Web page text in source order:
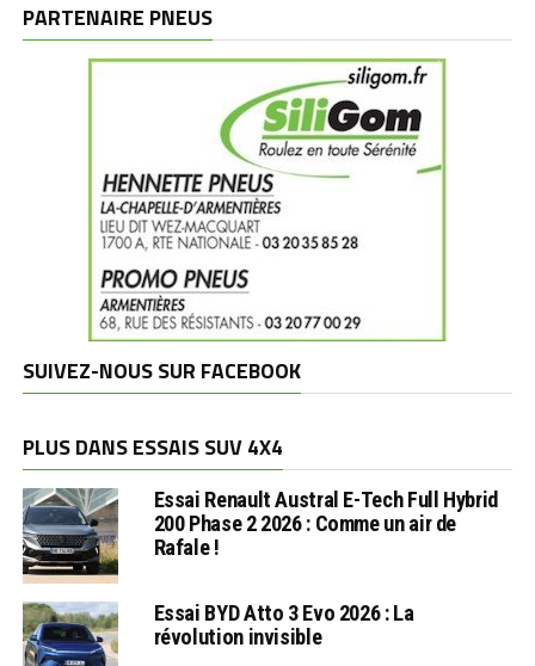
PARTENAIRE PNEUS
SUIVEZ-NOUS SUR FACEBOOK
PLUS DANS ESSAIS SUV 4X4
Essai Renault Austral E-Tech Full Hybrid
200 Phase 2 2026 : Comme un air de
Rafale !
Essai BYD Atto 3 Evo 2026 : La
révolution invisible